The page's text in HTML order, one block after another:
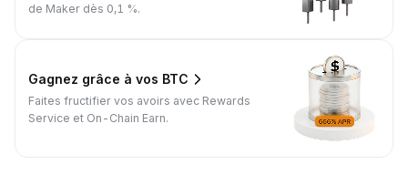
de Maker dès 0,1 %.
Gagnez grâce à vos BTC
Faites fructifier vos avoirs avec Rewards
Service et On-Chain Earn.